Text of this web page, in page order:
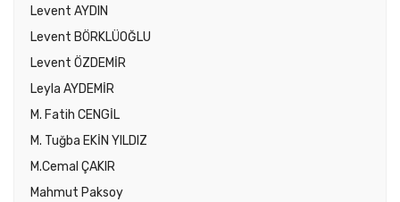
Levent AYDIN
Levent BÖRKLÜOĞLU
Levent ÖZDEMİR
Leyla AYDEMİR
M. Fatih CENGİL
M. Tuğba EKİN YILDIZ
M.Cemal ÇAKIR
Mahmut Paksoy